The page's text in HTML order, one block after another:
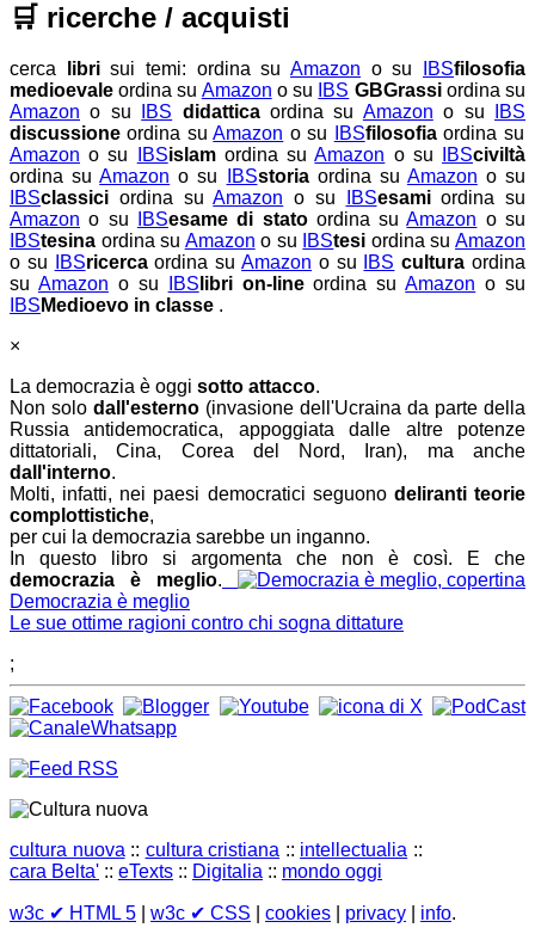
🛒 ricerche / acquisti
cerca librisui temi: ordina suAmazon o su IBSfilosofia
medioevale ordina su Amazon o su IBS GBGrassi ordina su
Amazon o su IBS didattica ordina su Amazon o su
IBS
discussione ordina suAmazon o su IBSfilosofia ordina su
Amazon o su IBSislam ordina suAmazon o su IBSciviltà
ordina suAmazon o su IBSstoria ordina su Amazon o su
IBSclassici ordina suAmazon o su IBSesami ordina su
Amazon o su IBSesame di stato ordina suAmazon o su
IBStesina ordina su Amazon o su IBStesi ordina suAmazon
o su
IBSricerca ordina suAmazon o su IBS cultura ordina
su Amazon o su IBS libri on-line ordina suAmazon o su
IBS Medioevo in classe .
×
La democrazia è oggi sotto attacco.
Non solo dall'esterno (invasione dell'Ucraina da parte della
Russia antidemocratica, appoggiata dalle altre potenze
dittatoriali, Cina, Corea del Nord, Iran), ma anche
dall'interno.
Molti, infatti, nei paesi democratici seguono deliranti teorie
complottistiche,
per cui la democrazia sarebbe un inganno.
In questo libro si argomenta che non è così. E che
democrazia è meglio.
Democrazia è meglio
Le sue ottime ragioni contro chi sogna dittature
;
cultura nuova :: cultura cristiana :: intellectualia ::
cara Belta' :: eTexts :: Digitalia :: mondo oggi
w3c ✔ HTML 5 w3c ✔ CSS cookies privacy info.